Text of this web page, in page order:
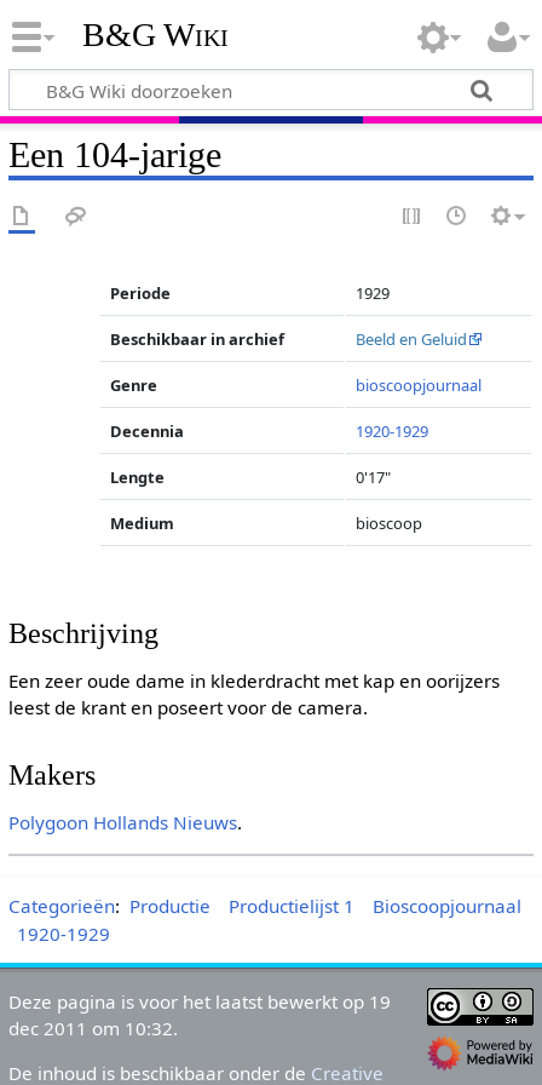
B&G Wiki
Een 104-jarige
Periode 1929
Beschikbaar in archief Beeld en Geluid
Genre bioscoopjournaal
Decennia 1920-1929
Lengte 0'17"
Medium bioscoop
Beschrijving
Een zeer oude dame in klederdracht met kap en oorijzers
leest de krant en poseert voor de camera.
Makers
Polygoon Hollands Nieuws.
Categorieën: Productie Productielijst 1
Bioscoopjournaal
1920-1929
Deze pagina is voor het laatst bewerkt op 19
dec 2011 om 10:32.
De inhoud is beschikbaar onder de Creative